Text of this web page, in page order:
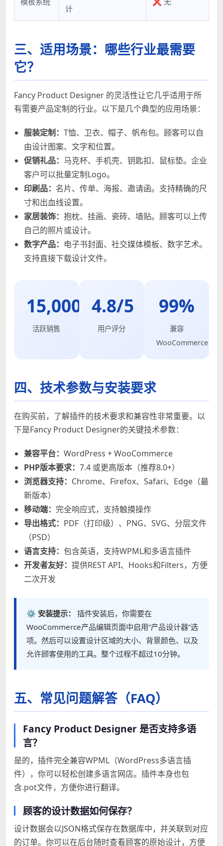
计
三、适用场景：哪些行业最需要
它？
Fancy Product Designer 的灵活性让它几乎适用于所
有需要产品定制的行业。以下是几个典型的应用场景：
服装定制： T恤、卫衣、帽子、帆布包。顾客可以自
由设计图案、文字和位置。
促销礼品： 马克杯、手机壳、钥匙扣、鼠标垫。企业
客户可以批量定制Logo。
印刷品： 名片、传单、海报、邀请函。支持精确的尺
寸和出血线设置。
家居装饰： 抱枕、挂画、瓷砖、墙贴。顾客可以上传
自己的照片或设计。
数字产品： 电子书封面、社交媒体模板、数字艺术。
支持直接下载设计文件。
15,000+
活跃销售
4.8/5
用户评分
99%
兼容
WooCommerce
四、技术参数与安装要求
在购买前，了解插件的技术要求和兼容性非常重要。以
下是Fancy Product Designer的关键技术参数：
兼容平台： WordPress + WooCommerce
PHP版本要求： 7.4 或更高版本（推荐8.0+）
浏览器支持： Chrome、Firefox、Safari、Edge（最
新版本）
移动端： 完全响应式，支持触摸操作
导出格式： PDF（打印级）、PNG、SVG、分层文件
（PSD）
语言支持： 包含英语，支持WPML和多语言插件
开发者友好： 提供REST API、Hooks和Filters，方便
二次开发
⚙️ 安装提示：
插件安装后，你需要在
WooCommerce产品编辑页面中启用“产品设计器”选
项。然后可以设置设计区域的大小、背景颜色、以及
允许顾客使用的工具。整个过程不超过10分钟。
五、常见问题解答（FAQ）
Fancy Product Designer 是否支持多语
言？
是的，插件完全兼容WPML（WordPress多语言插
件），你可以轻松创建多语言网店。插件本身也包
含.pot文件，方便你进行翻译。
顾客的设计数据如何保存？
设计数据会以JSON格式保存在数据库中，并关联到对应
的订单。你可以在后台随时查看顾客的原始设计，方便